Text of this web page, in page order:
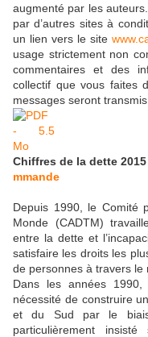
augmenté par les
par d’autres sites à
un lien vers le site
usage strictement non
commentaires et des
collectif que vous faites
messages seront
Chiffres de la dette
mmande
Depuis 1990, le Comité
Monde (CADTM)
entre la dette et
satisfaire les droits les
de personnes à travers le
Dans les années
nécessité de construire
et du Sud par le
particulièrement